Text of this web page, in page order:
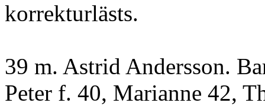
korrekturlästs.
39 m. Astrid Andersson.
Peter f. 40, Marianne 42,